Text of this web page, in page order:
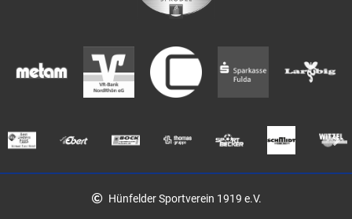
Hünfelder Sportverein 1919 e.V.